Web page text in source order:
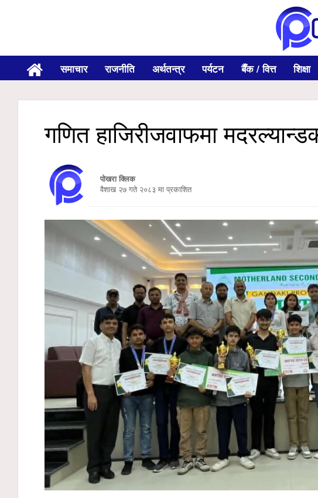
समाचार राजनीति अर्थतन्त्र पर्यटन बैँक / वित्त शिक्षा
गणित हाजिरीजवाफमा
पोखरा क्लिक
वैशाख २७ गते २०८३ मा प्रकाशित